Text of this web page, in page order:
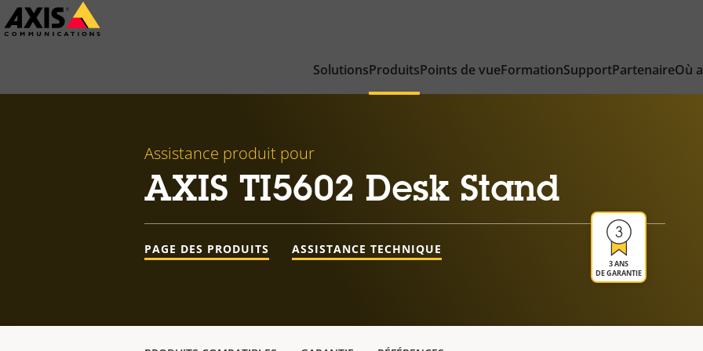
Passer
au
SolutionsProduitsPoints de vueFormationSupportPartenaireOù
Assistance produit pour
AXIS TI5602 Desk Stand
3 ANS
DE GARANTIE
PAGE DES PRODUITS ASSISTANCE TECHNIQUE